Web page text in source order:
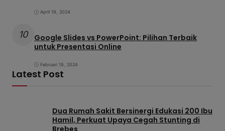
April 19, 2024
10
Google Slides vs PowerPoint: Pilihan Terbaik
untuk Presentasi Online
Februari 19, 2024
Latest Post
Dua Rumah Sakit Bersinergi Edukasi 200 Ibu
Hamil, Perkuat Upaya Cegah Stunting di